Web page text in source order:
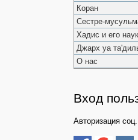
Коран
Сестре-
Хадис и его
Джарх уа
О нас
Вход
Авторизация